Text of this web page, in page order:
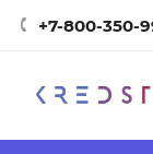
+7-800-350-